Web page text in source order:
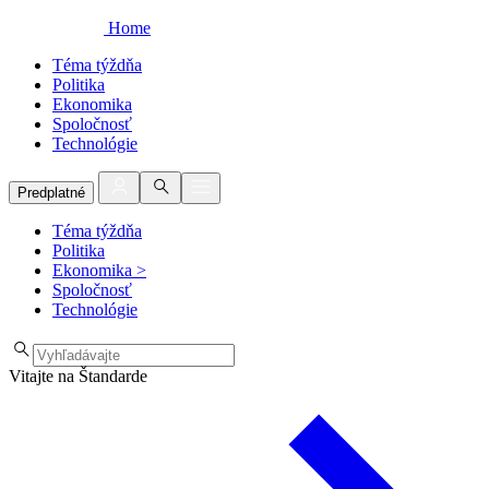
Home
Téma týždňa
Politika
Ekonomika
Spoločnosť
Technológie
Predplatné
Téma týždňa
Politika
Ekonomika >
Spoločnosť
Technológie
Vitajte na Štandarde